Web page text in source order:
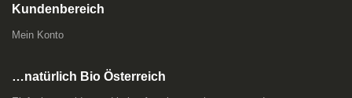
Kundenbereich
Mein Konto
…natürlich Bio Österreich